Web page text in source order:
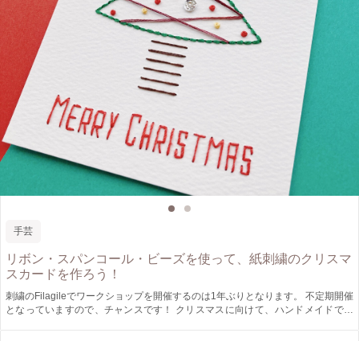
手芸
リボン・スパンコール・ビーズを使って、紙刺繍のクリスマ
スカードを作ろう！
刺繍のFilagileでワークショップを開催するのは1年ぶりとなります。 不定期開催
となっていますので、チャンスです！ クリスマスに向けて、ハンドメイドでカ